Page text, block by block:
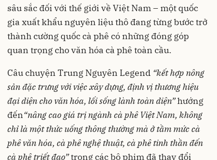
sâu sắc đối với thế giới về Việt Nam – một quốc
gia xuất khẩu nguyên liệu thô đang từng bước trở
thành cường quốc cà phê có những đóng góp
quan trọng cho văn hóa cà phê toàn cầu.
Câu chuyện Trung Nguyên Legend “kết hợp nông
sản đặc trưng với việc xây dựng, định vị thương hiệu
đại diện cho văn hóa, lối sống lành toàn diện”hướng
đến“nâng cao giá trị ngành cà phê Việt Nam, không
chỉ là một thức uống thông thường mà ở tầm mức cà
phê văn hóa, cà phê nghệ thuật, cà phê tinh thần đến
cà phê triết đạo”trong các bộ phim đã thay đổi